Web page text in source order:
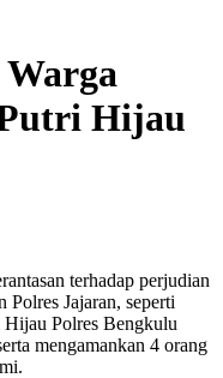
Hijau
terhadap perjudian
Jajaran, seperti
Polres Bengkulu
mengamankan 4 orang